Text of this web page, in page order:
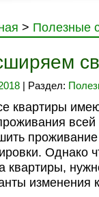
> Полезные
| Раздел:
квартиры
Однако
квартиры,
изменения